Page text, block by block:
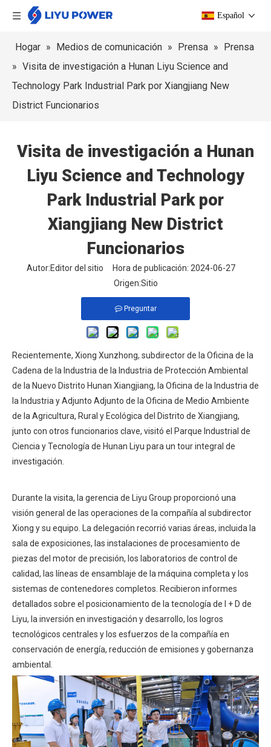
Español
Hogar » Medios de comunicación » Prensa » Prensa
» Visita de investigación a Hunan Liyu Science and
Technology Park Industrial Park por Xiangjiang New
District Funcionarios
Visita de investigación a Hunan
Liyu Science and Technology
Park Industrial Park por
Xiangjiang New District
Funcionarios
Autor:Editor del sitio Hora de publicación: 2024-06-27
Origen:Sitio
Preguntar
Recientemente, Xiong Xunzhong, subdirector de la Oficina de la
Cadena de la Industria de la Industria de Protección Ambiental
de la Nuevo Distrito Hunan Xiangjiang, la Oficina de la Industria de
la Industria y Adjunto Adjunto de la Oficina de Medio Ambiente
de la Agricultura, Rural y Ecológica del Distrito de Xiangjiang,
junto con otros funcionarios clave, visitó el Parque Industrial de
Ciencia y Tecnología de Hunan Liyu para un tour integral de
investigación.
Durante la visita, la gerencia de Liyu Group proporcionó una
visión general de las operaciones de la compañía al subdirector
Xiong y su equipo. La delegación recorrió varias áreas, incluida la
sala de exposiciones, las instalaciones de procesamiento de
piezas del motor de precisión, los laboratorios de control de
calidad, las líneas de ensamblaje de la máquina completa y los
sistemas de contenedores completos. Recibieron informes
detallados sobre el posicionamiento de la tecnología de I + D de
Liyu, la inversión en investigación y desarrollo, los logros
tecnológicos centrales y los esfuerzos de la compañía en
conservación de energía, reducción de emisiones y gobernanza
ambiental.